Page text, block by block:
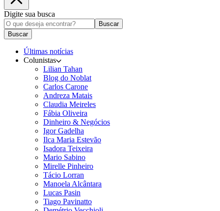
Digite sua busca
Buscar
Buscar
Últimas notícias
Colunistas
Lilian Tahan
Blog do Noblat
Carlos Carone
Andreza Matais
Claudia Meireles
Fábia Oliveira
Dinheiro & Negócios
Igor Gadelha
Ilca Maria Estevão
Isadora Teixeira
Mario Sabino
Mirelle Pinheiro
Tácio Lorran
Manoela Alcântara
Lucas Pasin
Tiago Pavinatto